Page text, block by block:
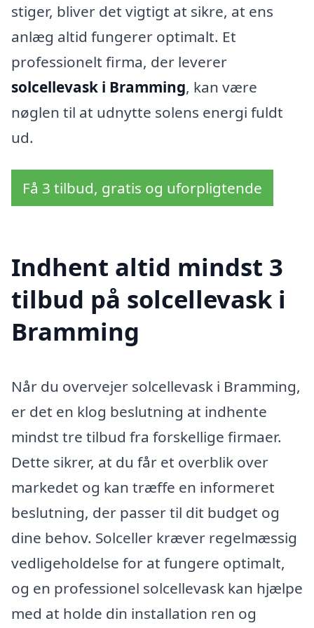
stiger, bliver det vigtigt at sikre, at ens
anlæg altid fungerer optimalt. Et
professionelt firma, der leverer
solcellevask i Bramming, kan være
nøglen til at udnytte solens energi fuldt
ud.
Få 3 tilbud, gratis og uforpligtende
Indhent altid mindst 3
tilbud på solcellevask i
Bramming
Når du overvejer solcellevask i Bramming,
er det en klog beslutning at indhente
mindst tre tilbud fra forskellige firmaer.
Dette sikrer, at du får et overblik over
markedet og kan træffe en informeret
beslutning, der passer til dit budget og
dine behov. Solceller kræver regelmæssig
vedligeholdelse for at fungere optimalt,
og en professionel solcellevask kan hjælpe
med at holde din installation ren og